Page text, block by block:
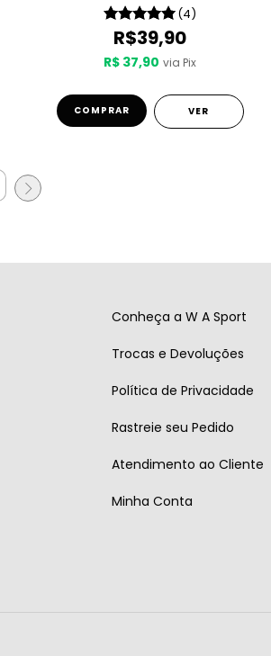
(4)
R$39,90
R$ 37,90 via Pix
COMPRAR VER
Conheça a W A Sport
Trocas e Devoluções
Política de Privacidade
Rastreie seu Pedido
Atendimento ao Cliente
Minha Conta